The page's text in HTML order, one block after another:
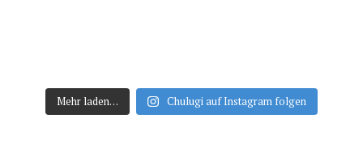
Mehr laden… Chulugi auf Instagram folgen